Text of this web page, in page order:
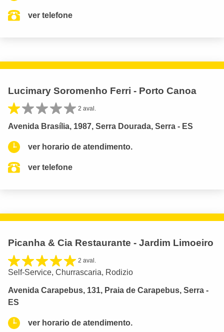
ver telefone
Lucimary Soromenho Ferri - Porto Canoa
2 aval.
Avenida Brasília, 1987, Serra Dourada, Serra - ES
ver horario de atendimento.
ver telefone
Picanha & Cia Restaurante - Jardim Limoeiro
2 aval.
Self-Service, Churrascaria, Rodizio
Avenida Carapebus, 131, Praia de Carapebus, Serra -
ES
ver horario de atendimento.